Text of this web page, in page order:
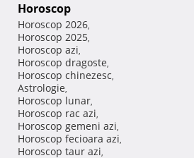
Horoscop
Horoscop 2026,
Horoscop 2025,
Horoscop azi,
Horoscop dragoste,
Horoscop chinezesc,
Astrologie,
Horoscop lunar,
Horoscop rac azi,
Horoscop gemeni azi,
Horoscop fecioara azi,
Horoscop taur azi,